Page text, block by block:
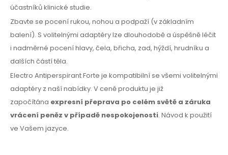
účastníků klinické studie.
Zbavte se pocení rukou, nohou a podpaží (v základním
balení). S volitelnými adaptéry lze dlouhodobě a úspěšně léčit
i nadměrné pocení hlavy, čela, břicha, zad, hýždí, hrudníku a
dalších částí těla.
Electro Antiperspirant Forte je kompatibilní se všemi volitelnými
adaptéry z naší nabídky. V ceně produktu je již
započítána expresní přeprava po celém světě a záruka
vrácení peněz v případě nespokojenosti. Návod k použití
ve Vašem jazyce.